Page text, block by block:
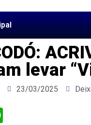
levar
23/03/2025